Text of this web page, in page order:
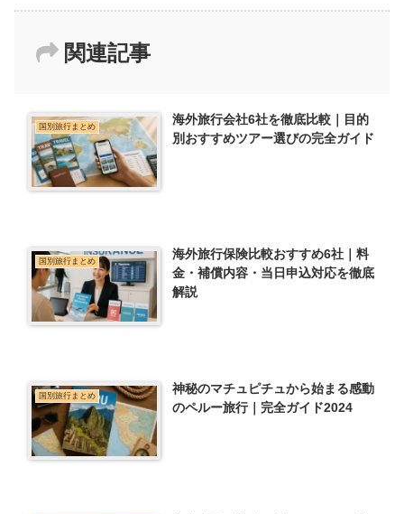
関連記事
国別旅行まとめ
海外旅行会社6社を徹底比較｜目的
別おすすめツアー選びの完全ガイド
国別旅行まとめ
海外旅行保険比較おすすめ6社｜料
金・補償内容・当日申込対応を徹底
解説
国別旅行まとめ
神秘のマチュピチュから始まる感動
のペルー旅行｜完全ガイド2024